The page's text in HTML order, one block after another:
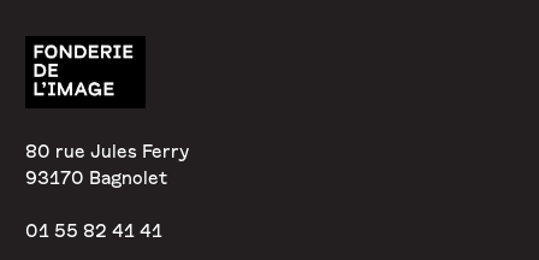
80 rue Jules Ferry
93170 Bagnolet
01 55 82 41 41